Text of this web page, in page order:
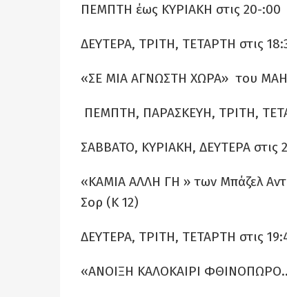
ΠΕΜΠΤΗ έως ΚΥΡΙΑΚΗ στις 20-:00
ΔΕΥΤΕΡΑ, ΤΡΙΤΗ, ΤΕΤΑΡΤΗ στις
«ΣΕ ΜΙΑ ΑΓΝΩΣΤΗ ΧΩΡΑ» του
ΠΕΜΠΤΗ, ΠΑΡΑΣΚΕΥΗ, ΤΡΙΤΗ,
ΣΑΒΒΑΤΟ, ΚΥΡΙΑΚΗ, ΔΕΥΤΕΡΑ στις
«ΚΑΜΙΑ ΑΛΛΗ ΓΗ » των Μπάζελ
Σορ (Κ 12)
ΔΕΥΤΕΡΑ, ΤΡΙΤΗ, ΤΕΤΑΡΤΗ στις
«ΑΝΟΙΞΗ ΚΑΛΟΚΑΙΡΙ